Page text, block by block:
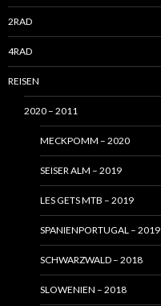
2RAD
4RAD
REISEN
2020 – 2011
MECKPOMM – 2020
SEISER ALM – 2019
LES GETS MTB – 2019
SPANIENPORTUGAL – 2019
SCHWARZWALD – 2018
SLOWENIEN – 2018